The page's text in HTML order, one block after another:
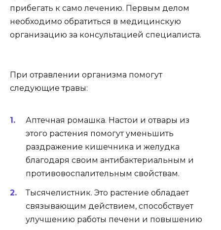
прибегать к само лечению. Первым делом
необходимо обратиться в медицинскую
организацию за консультацией специалиста.
При отравлении организма помогут
следующие травы:
Аптечная ромашка. Настои и отвары из
этого растения помогут уменьшить
раздражение кишечника и желудка
благодаря своим антибактериальным и
противовоспалительным свойствам.
Тысячелистник. Это растение обладает
связывающим действием, способствует
улучшению работы печени и повышению